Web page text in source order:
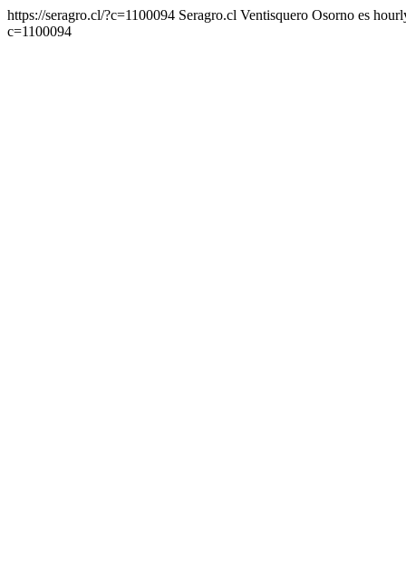
https://seragro.cl/?c=1100094 Seragro.cl Ventisquero Osorno es
c=1100094